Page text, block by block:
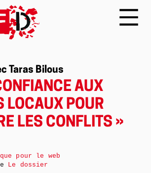
Taras Bilous
AUX
LOCAUX POUR
LES CONFLITS »
pour le web
Le dossier